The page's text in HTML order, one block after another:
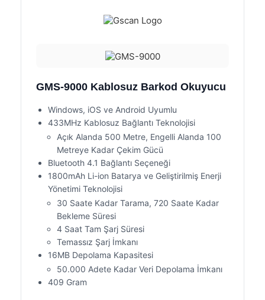
GMS-9000 Kablosuz Barkod Okuyucu
Windows, iOS ve Android Uyumlu
433MHz Kablosuz Bağlantı Teknolojisi
Açık Alanda 500 Metre, Engelli Alanda 100
Metreye Kadar Çekim Gücü
Bluetooth 4.1 Bağlantı Seçeneği
1800mAh Li-ion Batarya ve Geliştirilmiş Enerji
Yönetimi Teknolojisi
30 Saate Kadar Tarama, 720 Saate Kadar
Bekleme Süresi
4 Saat Tam Şarj Süresi
Temassız Şarj İmkanı
16MB Depolama Kapasitesi
50.000 Adete Kadar Veri Depolama İmkanı
409 Gram